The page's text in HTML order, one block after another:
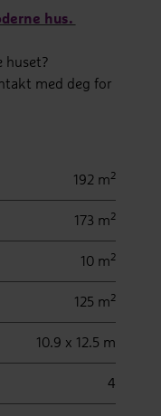
hus.
huset?
med deg for
192 m2
173 m2
10 m2
125 m2
10.9 x 12.5 m
4